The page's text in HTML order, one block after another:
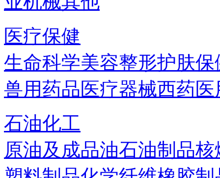
医疗保健
生命科学美容整形护肤保
兽用药品医疗器械西药
石油化工
原油及成品油石油制品核